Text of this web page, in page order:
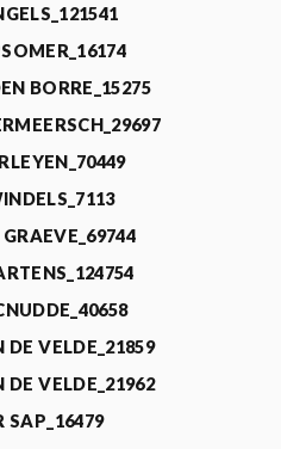
BORRE_15275
DE VELDE_21859
DE VELDE_21962
SAP_16479